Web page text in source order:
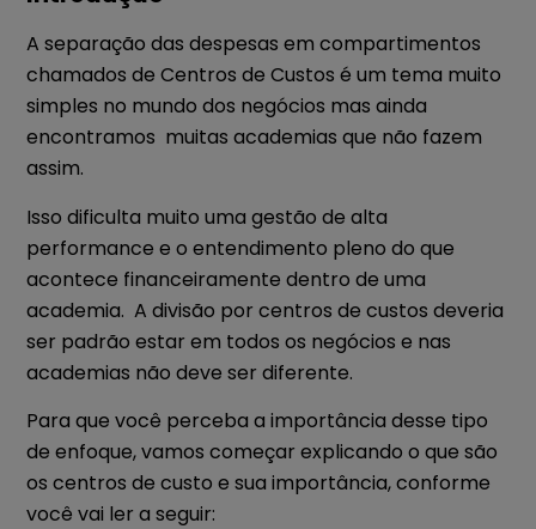
A separação das despesas em compartimentos
chamados de Centros de Custos é um tema muito
simples no mundo dos negócios mas ainda
encontramos muitas academias que não fazem
assim.
Isso dificulta muito uma gestão de alta
performance e o entendimento pleno do que
acontece financeiramente dentro de uma
academia.A divisão por centros de custos deveria
ser padrão estar em todos os negócios e nas
academias não deve ser diferente.
Para que você perceba a importância desse tipo
de enfoque, vamos começar explicando o que são
os centros de custo e sua importância, conforme
você vai ler a seguir: